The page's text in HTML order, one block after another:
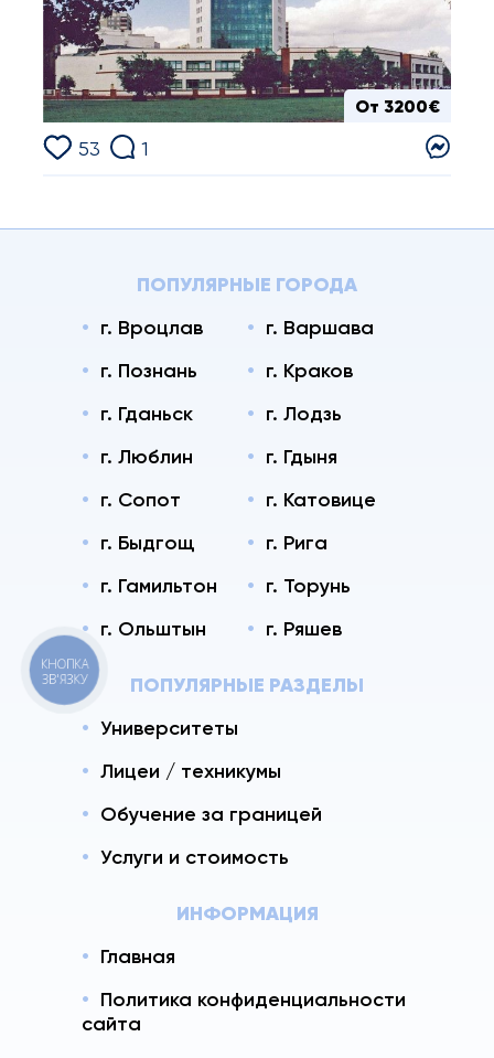
От 3200€
53 1
ПОПУЛЯРНЫЕ ГОРОДА
г. Вроцлав
г. Варшава
г. Познань
г. Краков
г. Гданьск
г. Лодзь
г. Люблин
г. Гдыня
г. Сопот
г. Катовице
г. Быдгощ
г. Рига
г. Гамильтон
г. Торунь
г. Ольштын
г. Ряшев
ПОПУЛЯРНЫЕ РАЗДЕЛЫ
Университеты
Лицеи / техникумы
Обучение за границей
Услуги и стоимость
ИНФОРМАЦИЯ
Главная
Политика конфиденциальности
сайта
КНОПКА
ЗВ'ЯЗКУ